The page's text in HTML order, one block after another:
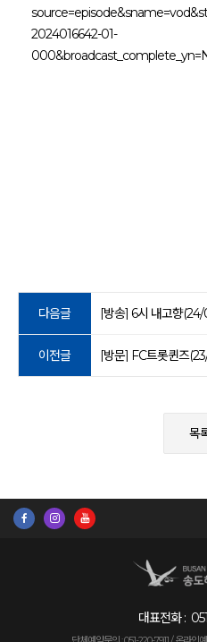
2024016642-01-
다음글 [방송] 6시 내고향(24/
이전글 [방문] FC트롯퀸즈
목
대표전화 :